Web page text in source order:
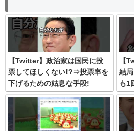
【Twitter】政治家は国民に投
票してほしくない!?⇒投票率を
下げるための姑息な手段!
【
結
も1